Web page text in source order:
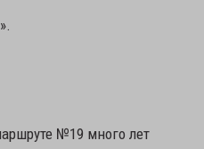
№19 много лет